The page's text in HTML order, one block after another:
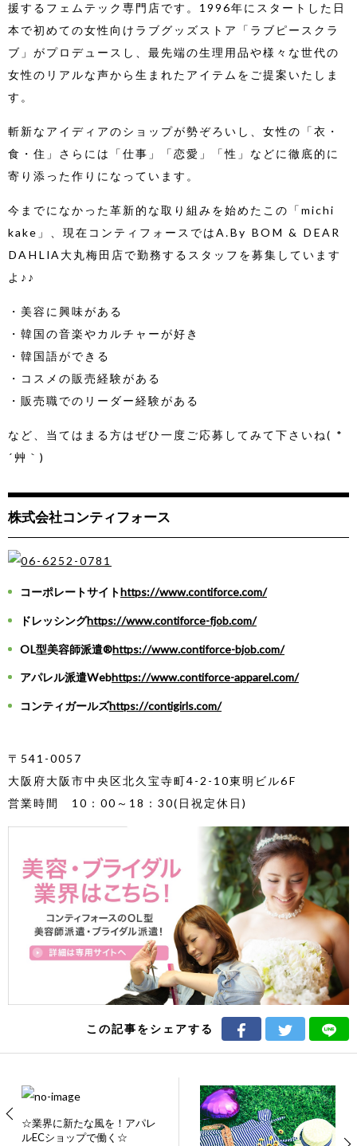
援するフェムテック専門店です。1996年にスタートした日
本で初めての女性向けラブグッズストア「ラブピースクラ
ブ」がプロデュースし、最先端の生理用品や様々な世代の
女性のリアルな声から生まれたアイテムをご提案いたしま
す。
斬新なアイディアのショップが勢ぞろいし、女性の「衣・
食・住」さらには「仕事」「恋愛」「性」などに徹底的に
寄り添った作りになっています。
今までになかった革新的な取り組みを始めたこの「michi
kake」、現在コンティフォースではA.By BOM & DEAR
DAHLIA大丸梅田店で勤務するスタッフを募集しています
よ♪♪
・美容に興味がある
・韓国の音楽やカルチャーが好き
・韓国語ができる
・コスメの販売経験がある
・販売職でのリーダー経験がある
など、当てはまる方はぜひ一度ご応募してみて下さいね( *
´艸｀)
株式会社コンティフォース
コーポレートサイトhttps://www.contiforce.com/
ドレッシングhttps://www.contiforce-fjob.com/
OL型美容師派遣®https://www.contiforce-bjob.com/
アパレル派遣Webhttps://www.contiforce-apparel.com/
コンティガールズhttps://contigirls.com/
〒541-0057
大阪府大阪市中央区北久宝寺町4-2-10東明ビル6F
営業時間 10：00～18：30(日祝定休日)
この記事をシェアする
☆業界に新たな風を！アパレ
ルECショップで働く☆